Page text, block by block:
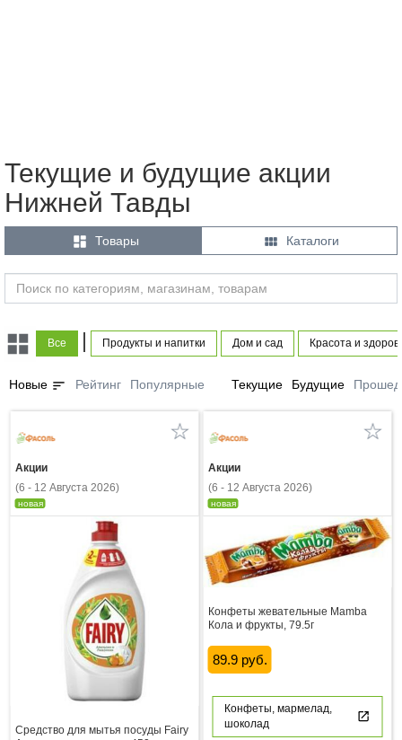
Текущие и будущие акции
Нижней Тавды
 Товары  Каталоги
Все Продукты и напитки Дом и сад Красота и
Новые sort Рейтинг Популярные Текущие Будущие
Акции
(6 - 12 Августа 2026)
новая
Средство для мытья посуды Fairy
Акции
(6 - 12 Августа 2026)
новая
Конфеты жевательные Mamba
Кола и фрукты, 79.5г
89.9 руб.
Конфеты, мармелад,
шоколад